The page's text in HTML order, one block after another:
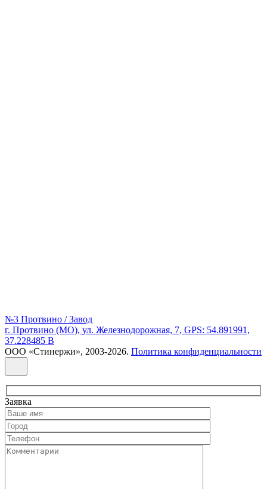
№3 Протвино / Завод
г. Протвино (МО), ул. Железнодорожная, 7, GPS: 54.891991,
37.228485 В
ООО «Стинержи», 2003-2026. Политика конфиденциальности
Заявка